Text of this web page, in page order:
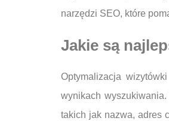
narzędzi SEO, które
Jakie są
Optymalizacja
wynikach
takich jak nazwa, adres